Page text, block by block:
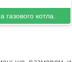
газового котла.